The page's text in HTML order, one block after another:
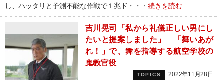
し、ハッタリと予測不能な作戦で１兆ド・・・ 続きを読む
吉川晃司「私から礼儀正しい男にし
たいと提案しました」 「舞いあが
れ！」で、舞を指導する航空学校の
鬼教官役
TOPICS 2022年11月28日